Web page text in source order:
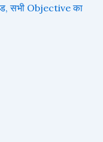
सभी Objective का